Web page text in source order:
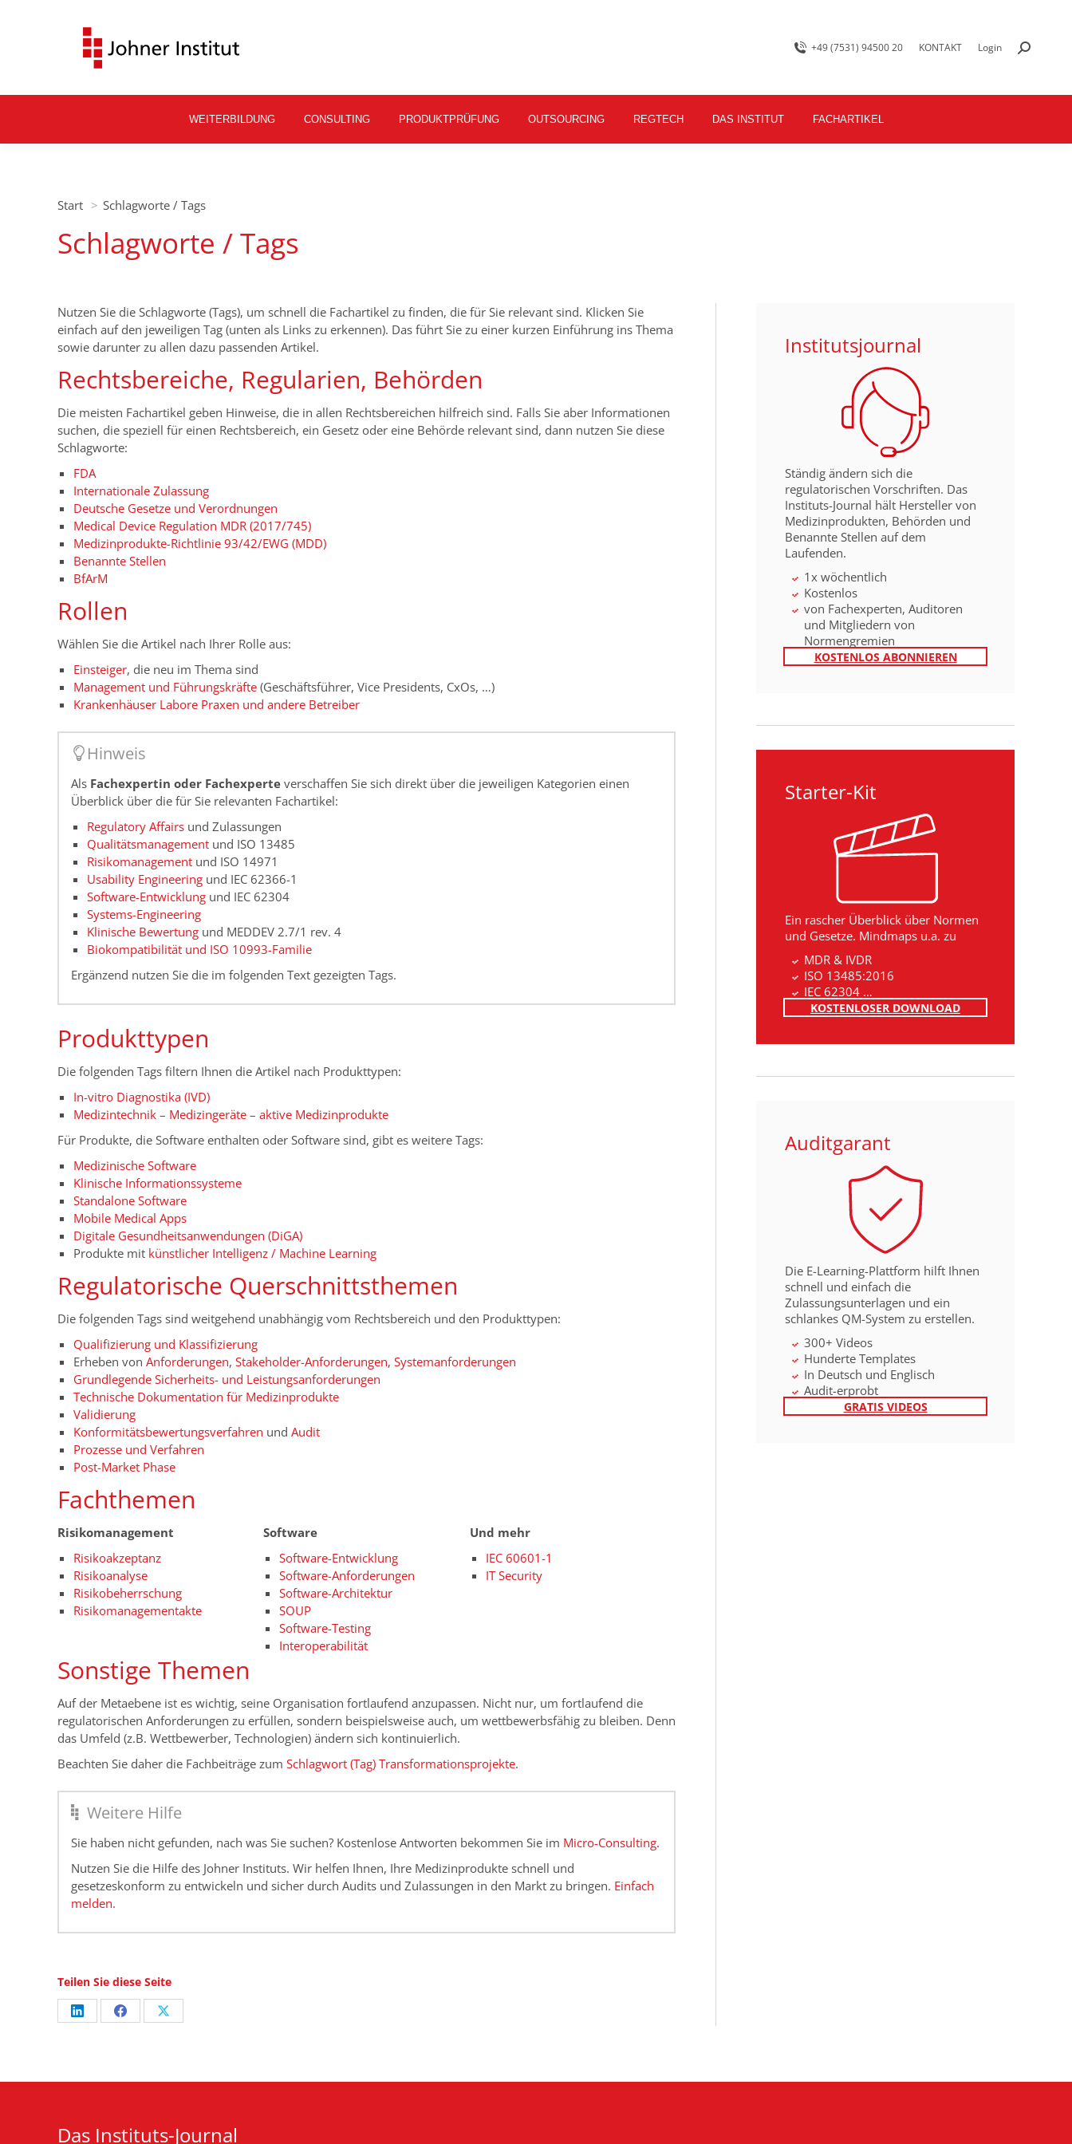
+49 (7531) 94500 20 KONTAKT Login
WEITERBILDUNG CONSULTING PRODUKTPRÜFUNG OUTSOURCING REGTECH DAS INSTITUT FACHARTIKEL
Start
Schlagworte / Tags
Schlagworte / Tags
Nutzen Sie die Schlagworte (Tags), um schnell die Fachartikel zu finden, die für Sie relevant sind. Klicken Sie
einfach auf den jeweiligen Tag (unten als Links zu erkennen). Das führt Sie zu einer kurzen Einführung ins Thema
sowie darunter zu allen dazu passenden Artikel.
Rechtsbereiche, Regularien, Behörden
Die meisten Fachartikel geben Hinweise, die in allen Rechtsbereichen hilfreich sind. Falls Sie aber Informationen
suchen, die speziell für einen Rechtsbereich, ein Gesetz oder eine Behörde relevant sind, dann nutzen Sie diese
Schlagworte:
FDA
Internationale Zulassung
Deutsche Gesetze und Verordnungen
Medical Device Regulation MDR (2017/745)
Medizinprodukte-Richtlinie 93/42/EWG (MDD)
Benannte Stellen
BfArM
Rollen
Wählen Sie die Artikel nach Ihrer Rolle aus:
Einsteiger, die neu im Thema sind
Management und Führungskräfte (Geschäftsführer, Vice Presidents, CxOs, …)
Krankenhäuser Labore Praxen und andere Betreiber
Hinweis
Als Fachexpertin oder Fachexperte verschaffen Sie sich direkt über die jeweiligen Kategorien einen
Überblick über die für Sie relevanten Fachartikel:
Regulatory Affairs und Zulassungen
Qualitätsmanagement und ISO 13485
Risikomanagement und ISO 14971
Usability Engineering und IEC 62366-1
Software-Entwicklung und IEC 62304
Systems-Engineering
Klinische Bewertung und MEDDEV 2.7/1 rev. 4
Biokompatibilität und ISO 10993-Familie
Ergänzend nutzen Sie die im folgenden Text gezeigten Tags.
Produkttypen
Die folgenden Tags filtern Ihnen die Artikel nach Produkttypen:
In-vitro Diagnostika (IVD)
Medizintechnik – Medizingeräte – aktive Medizinprodukte
Für Produkte, die Software enthalten oder Software sind, gibt es weitere Tags:
Medizinische Software
Klinische Informationssysteme
Standalone Software
Mobile Medical Apps
Digitale Gesundheitsanwendungen (DiGA)
Produkte mit künstlicher Intelligenz / Machine Learning
Regulatorische Querschnittsthemen
Die folgenden Tags sind weitgehend unabhängig vom Rechtsbereich und den Produkttypen:
Qualifizierung und Klassifizierung
Erheben von Anforderungen, Stakeholder-Anforderungen, Systemanforderungen
Grundlegende Sicherheits- und Leistungsanforderungen
Technische Dokumentation für Medizinprodukte
Validierung
Konformitätsbewertungsverfahren und Audit
Prozesse und Verfahren
Post-Market Phase
Fachthemen
Risikomanagement
Risikoakzeptanz
Risikoanalyse
Risikobeherrschung
Risikomanagementakte
Software
Software-Entwicklung
Software-Anforderungen
Software-Architektur
SOUP
Software-Testing
Interoperabilität
Und mehr
IEC 60601-1
IT Security
Sonstige Themen
Auf der Metaebene ist es wichtig, seine Organisation fortlaufend anzupassen. Nicht nur, um fortlaufend die
regulatorischen Anforderungen zu erfüllen, sondern beispielsweise auch, um wettbewerbsfähig zu bleiben. Denn
das Umfeld (z.B. Wettbewerber, Technologien) ändern sich kontinuierlich.
Beachten Sie daher die Fachbeiträge zum Schlagwort (Tag) Transformationsprojekte.
Weitere Hilfe
Sie haben nicht gefunden, nach was Sie suchen? Kostenlose Antworten bekommen Sie im Micro-Consulting.
Nutzen Sie die Hilfe des Johner Instituts. Wir helfen Ihnen, Ihre Medizinprodukte schnell und
gesetzeskonform zu entwickeln und sicher durch Audits und Zulassungen in den Markt zu bringen. Einfach
melden.
Teilen Sie diese Seite
Share Share Share
Institutsjournal
Ständig ändern sich die
regulatorischen Vorschriften. Das
Instituts-Journal hält Hersteller von
Medizinprodukten, Behörden und
Benannte Stellen auf dem
Laufenden.
1x wöchentlich
Kostenlos
von Fachexperten, Auditoren
und Mitgliedern von
Normengremien
KOSTENLOS ABONNIEREN
Starter-Kit
Ein rascher Überblick über Normen
und Gesetze. Mindmaps u.a. zu
MDR & IVDR
ISO 13485:2016
IEC 62304 …
KOSTENLOSER DOWNLOAD
Auditgarant
Die E-Learning-Plattform hilft Ihnen
schnell und einfach die
Zulassungsunterlagen und ein
schlankes QM-System zu erstellen.
300+ Videos
Hunderte Templates
In Deutsch und Englisch
Audit-erprobt
GRATIS VIDEOS
Das Instituts-Journal